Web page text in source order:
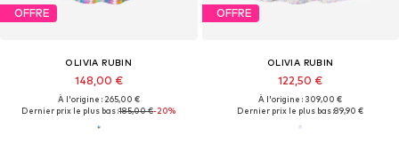
OFFRE
OLIVIA RUBIN
148,00 €
À l'origine : 265,00 €
Dernier prix le plus bas :185,00 €-20%
OFFRE
OLIVIA RUBIN
122,50 €
À l'origine : 309,00 €
Dernier prix le plus bas :89,90 €